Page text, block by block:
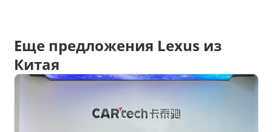
Еще предложения Lexus из
Китая